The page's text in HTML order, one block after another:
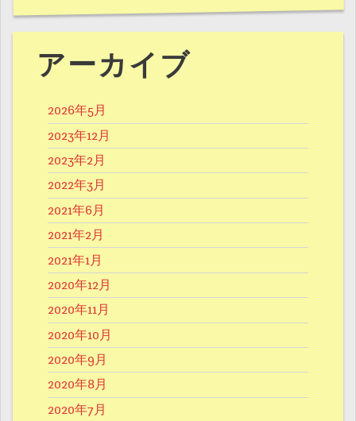
アーカイブ
2026年5月
2023年12月
2023年2月
2022年3月
2021年6月
2021年2月
2021年1月
2020年12月
2020年11月
2020年10月
2020年9月
2020年8月
2020年7月